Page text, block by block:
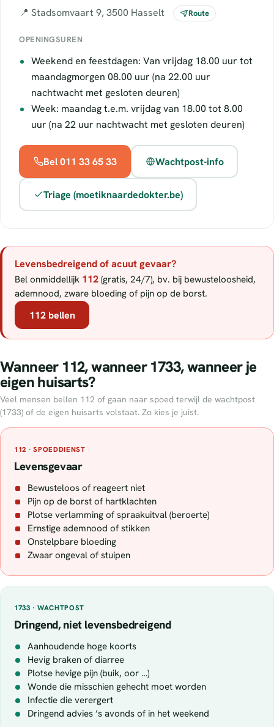
📍 Stadsomvaart 9, 3500 Hasselt Route
OPENINGSUREN
Weekend en feestdagen: Van vrijdag 18.00 uur tot
maandagmorgen 08.00 uur (na 22.00 uur
nachtwacht met gesloten deuren)
Week: maandag t.e.m. vrijdag van 18.00 tot 8.00
uur (na 22 uur nachtwacht met gesloten deuren)
Bel 011 33 65 33 Wachtpost-info
Triage (moetiknaardedokter.be)
Levensbedreigend of acuut gevaar?
Bel onmiddellijk 112 (gratis, 24/7), bv. bij bewusteloosheid,
ademnood, zware bloeding of pijn op de borst.
112 bellen
Wanneer 112, wanneer 1733, wanneer je
eigen huisarts?
Veel mensen bellen 112 of gaan naar spoed terwijl de wachtpost
(1733) of de eigen huisarts volstaat. Zo kies je juist.
112 · SPOEDDIENST
Levensgevaar
Bewusteloos of reageert niet
Pijn op de borst of hartklachten
Plotse verlamming of spraakuitval (beroerte)
Ernstige ademnood of stikken
Onstelpbare bloeding
Zwaar ongeval of stuipen
1733 · WACHTPOST
Dringend, niet levensbedreigend
Aanhoudende hoge koorts
Hevig braken of diarree
Plotse hevige pijn (buik, oor …)
Wonde die misschien gehecht moet worden
Infectie die verergert
Dringend advies ’s avonds of in het weekend